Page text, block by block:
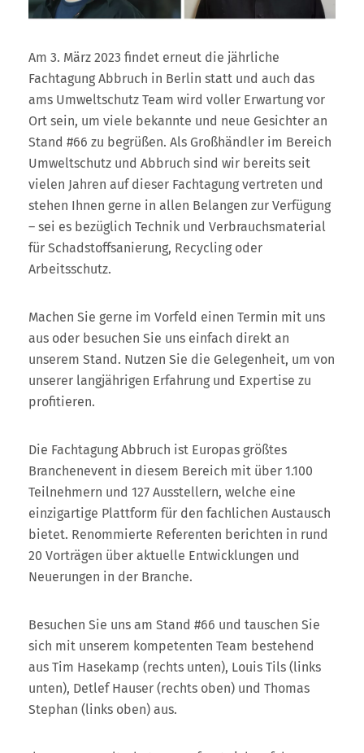
Am 3. März 2023 findet erneut die jährliche
Fachtagung Abbruch in Berlin statt und auch das
ams Umweltschutz Team wird voller Erwartung vor
Ort sein, um viele bekannte und neue Gesichter an
Stand #66 zu begrüßen. Als Großhändler im Bereich
Umweltschutz und Abbruch sind wir bereits seit
vielen Jahren auf dieser Fachtagung vertreten und
stehen Ihnen gerne in allen Belangen zur Verfügung
– sei es bezüglich Technik und Verbrauchsmaterial
für Schadstoffsanierung, Recycling oder
Arbeitsschutz.
Machen Sie gerne im Vorfeld einen Termin mit uns
aus oder besuchen Sie uns einfach direkt an
unserem Stand. Nutzen Sie die Gelegenheit, um von
unserer langjährigen Erfahrung und Expertise zu
profitieren.
Die Fachtagung Abbruch ist Europas größtes
Branchenevent in diesem Bereich mit über 1.100
Teilnehmern und 127 Ausstellern, welche eine
einzigartige Plattform für den fachlichen Austausch
bietet. Renommierte Referenten berichten in rund
20 Vorträgen über aktuelle Entwicklungen und
Neuerungen in der Branche.
Besuchen Sie uns am Stand #66 und tauschen Sie
sich mit unserem kompetenten Team bestehend
aus Tim Hasekamp (rechts unten), Louis Tils (links
unten), Detlef Hauser (rechts oben) und Thomas
Stephan (links oben) aus.